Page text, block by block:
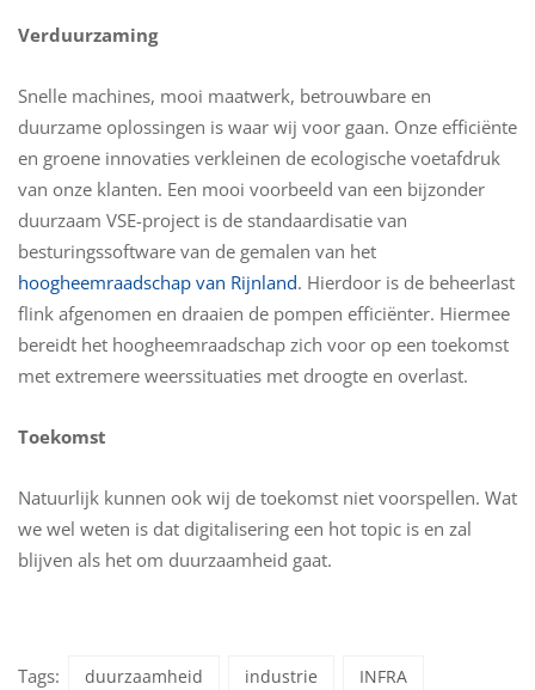
Verduurzaming
Snelle machines, mooi maatwerk, betrouwbare en
duurzame oplossingen is waar wij voor gaan. Onze efficiënte
en groene innovaties verkleinen de ecologische voetafdruk
van onze klanten. Een mooi voorbeeld van een bijzonder
duurzaam VSE-project is de standaardisatie van
besturingssoftware van de gemalen van het
hoogheemraadschap van Rijnland. Hierdoor is de beheerlast
flink afgenomen en draaien de pompen efficiënter. Hiermee
bereidt het hoogheemraadschap zich voor op een toekomst
met extremere weerssituaties met droogte en overlast.
Toekomst
Natuurlijk kunnen ook wij de toekomst niet voorspellen. Wat
we wel weten is dat digitalisering een hot topic is en zal
blijven als het om duurzaamheid gaat.
Tags: duurzaamheid industrie INFRA